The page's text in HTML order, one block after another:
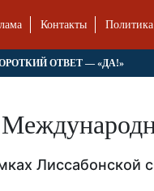
Контакты
ОТВЕТ — «ДА!»
Лиссабонской